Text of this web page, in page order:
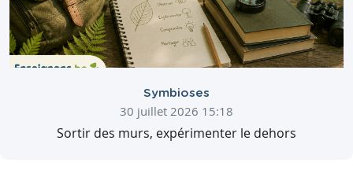
Symbioses
30 juillet 2026 15:18
Sortir des murs, expérimenter le dehors